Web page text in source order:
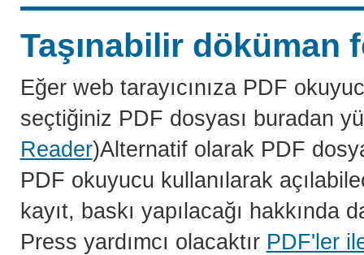
Taşınabilir döküman
Eğer web tarayıcınıza PDF
seçtiğiniz PDF dosyası buradan
Reader)Alternatif olarak PDF
PDF okuyucu kullanılarak
kayıt, baskı yapılacağı
Press yardımcı olacaktır PDF'ler